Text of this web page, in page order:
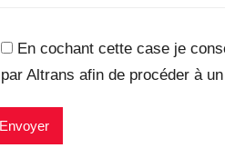
En cochant cette case je
par Altrans afin de procéder à